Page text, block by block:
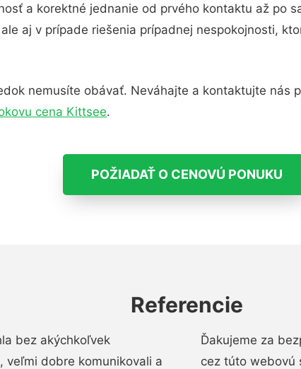
a korektné jednanie od prvého kontaktu až po
aj v prípade riešenia prípadnej nespokojnosti,
nemusíte obávať. Neváhajte a kontaktujte nás
cena Kittsee.
POŽIADAŤ O CENOVÚ PONUKU
Referencie
bez akýchkoľvek
veľmi dobre komunikovali a
Ďakujeme za
cez túto webovú